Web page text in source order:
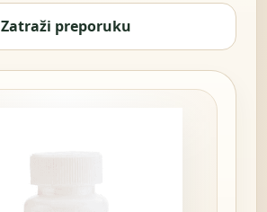
Zatraži preporuku